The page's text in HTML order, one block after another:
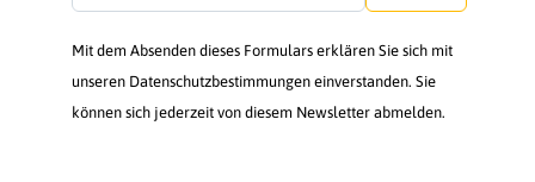
Mit dem Absenden dieses Formulars erklären Sie sich mit
unseren Datenschutzbestimmungen einverstanden. Sie
können sich jederzeit von diesem Newsletter abmelden.